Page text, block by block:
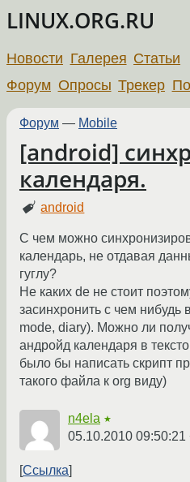
LINUX.ORG.RU
Новости Галерея Статьи
Форум Опросы Трекер
Форум — Mobile
[android]
календаря.
android
С чем можно
календарь, не отдавая
гуглу?
Не каких de не стоит
засинхронить с чем нибудь
mode, diary). Можно ли
андройд календаря в
было бы написать скрипт
такого файла к org виду)
n4ela ★
05.10.2010 09:50:21
Ссылка